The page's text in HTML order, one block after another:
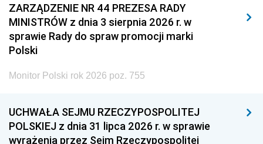
2011 2010 2009
2008 2007 2006
2005
1996 1995 1994
1993 1992 1991
ZARZĄDZENIE NR 44 PREZESA RADY
MINISTRÓW z dnia 3 sierpnia 2026 r. w
sprawie Rady do spraw promocji marki
Polski
Monitor Polski rok 2026 poz. 755
UCHWAŁA SEJMU RZECZYPOSPOLITEJ
POLSKIEJ z dnia 31 lipca 2026 r. w sprawie
wyrażenia przez Sejm Rzeczypospolitej